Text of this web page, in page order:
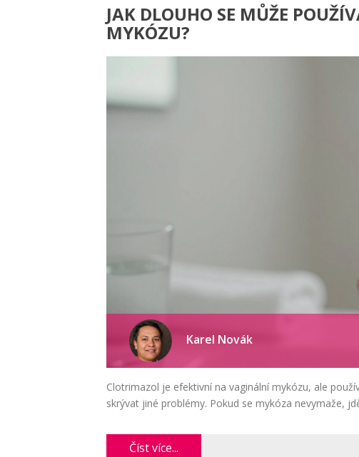
JAK DLOUHO SE MŮŽE
MYKÓZU?
Karel Novák
Clotrimazol je efektivní na vaginální mykózu, ale
skrývat jiné problémy. Pokud se mykóza nevymaže,
Číst více...